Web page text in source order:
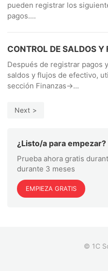
pueden registrar los
pagos....
CONTROL DE SALDOS Y
Después de registrar pagos
saldos y flujos de efectivo,
sección Finanzas->...
Next
¿Listo/a para empezar?
Prueba ahora gratis
durante 3 meses
EMPIEZA GRATIS
© 1C